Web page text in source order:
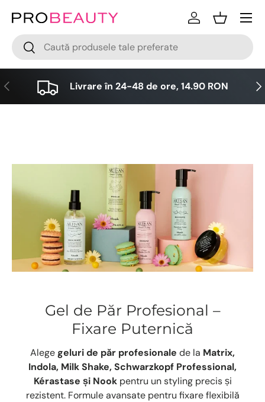
Sari la conținut
Cǎutare
Cǎutare
LogareCos
Meniu
Anterior Livrare în 24-48 de ore, 14.90 RON
Gel de Păr Profesional –
Fixare Puternică
Alegegeluri de păr profesionale de la Matrix,
Indola, Milk Shake, Schwarzkopf Professional,
Kérastase și Nookpentru un styling precis și
rezistent. Formule avansate pentru fixare flexibilă